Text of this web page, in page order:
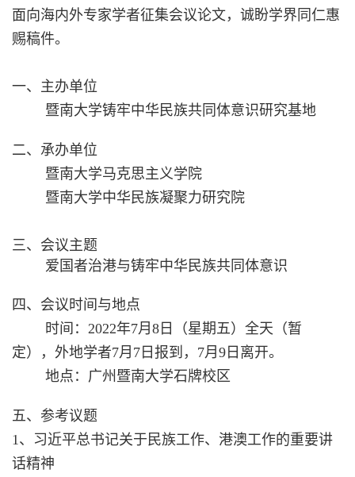
面向海内外专家学者征集会议论文，诚盼学界同仁惠
赐稿件。
一、主办单位
暨南大学铸牢中华民族共同体意识研究基地
二、承办单位
暨南大学马克思主义学院
暨南大学中华民族凝聚力研究院
三、会议主题
爱国者治港与铸牢中华民族共同体意识
四、会议时间与地点
时间：2022年7月8 日（星期五）全天（暂
定），外地学者7月 7 日报到， 7月 9 日离开。
地点：广州暨南大学石牌校区
五、参考议题
1、习近平总书记关于民族工作、港澳工作的重要讲
话精神